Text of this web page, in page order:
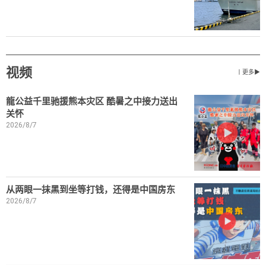
视频 丨更多▶
龍公益千里驰援熊本灾区 酷暑之中接力送出
关怀
2026/8/7
从两眼一抹黑到坐等打钱，还得是中国房东
2026/8/7